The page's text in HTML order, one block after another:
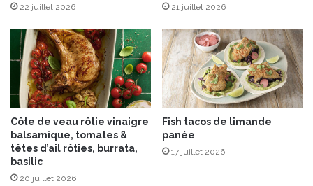
R 22 juillet 2026 21 juillet 2026
Côte de veau rôtie vinaigre
balsamique, tomates &
têtes d’ail rôties, burrata,
basilic
20 juillet 2026
Fish tacos de limande
panée
17 juillet 2026